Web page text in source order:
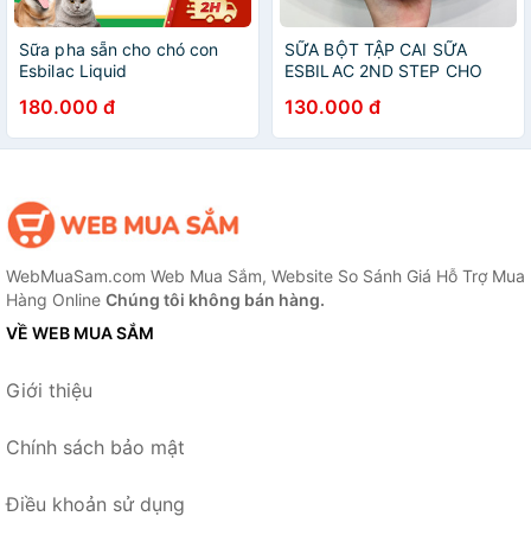
Sữa pha sẵn cho chó con
Esbilac Liquid
180.000 đ
SỮA BỘT TẬP CAI SỮA
ESBILAC 2ND STEP CHO
130.000 đ
WebMuaSam.com Web Mua Sắm, Website So Sánh Giá Hỗ Trợ Mua
Hàng Online Chúng tôi không bán hàng.
VỀ WEB MUA SẮM
Giới thiệu
Chính sách bảo mật
Điều khoản sử dụng